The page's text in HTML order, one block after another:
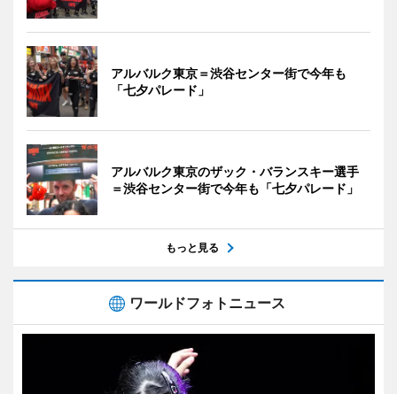
アルバルク東京＝渋谷センター街で今年も
「七夕パレード」
アルバルク東京のザック・バランスキー選手
＝渋谷センター街で今年も「七夕パレード」
もっと見る
ワールドフォトニュース